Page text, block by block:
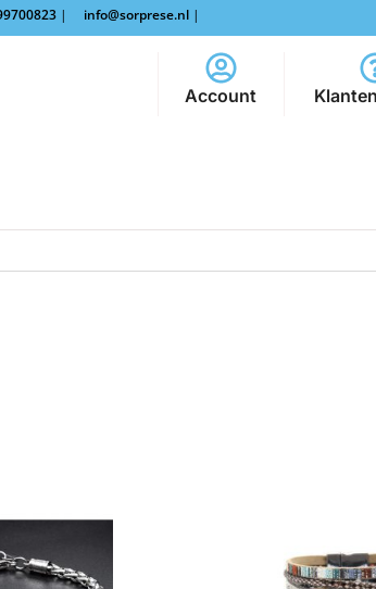
| info@sorprese.nl |
Account